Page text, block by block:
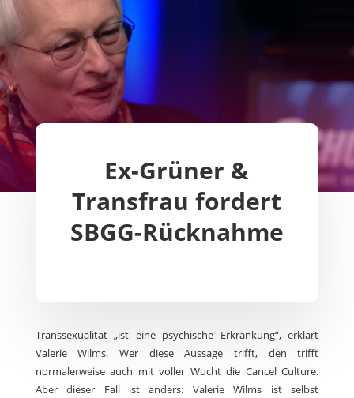
Ex-Grüner &
Transfrau fordert
SBGG-Rücknahme
Transsexualität „ist eine psychische Erkrankung“, erklärt
Valerie Wilms. Wer diese Aussage trifft, den trifft
normalerweise auch mit voller Wucht die Cancel Culture.
Aber dieser Fall ist anders: Valerie Wilms ist selbst